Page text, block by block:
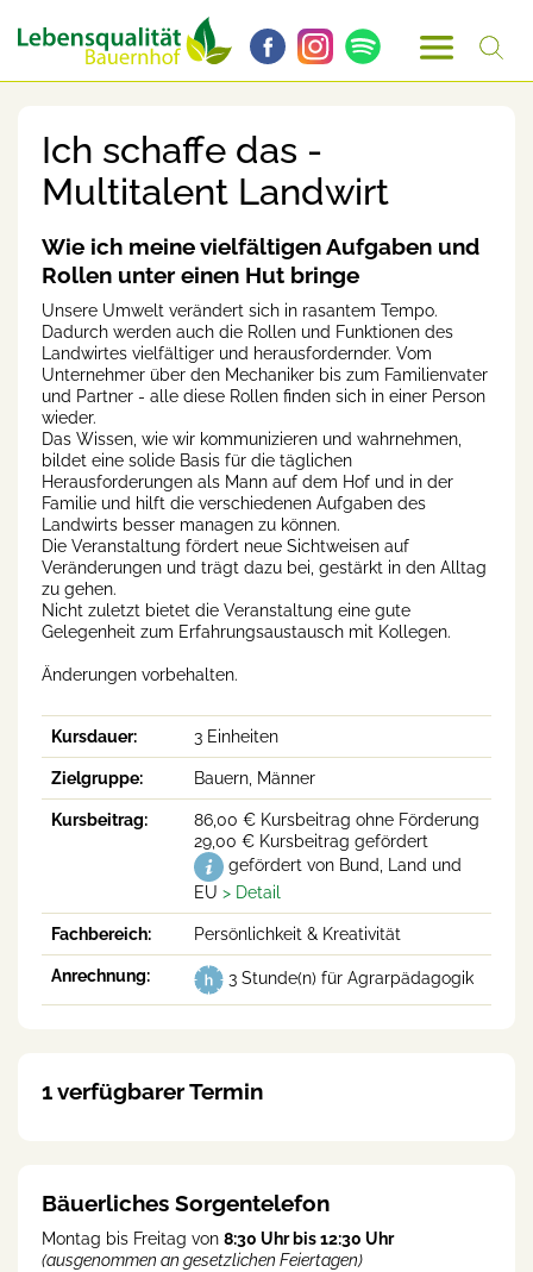
Ich schaffe das -
Multitalent Landwirt
Wie ich meine vielfältigen Aufgaben und
Rollen unter einen Hut bringe
Unsere Umwelt verändert sich in rasantem Tempo.
Dadurch werden auch die Rollen und Funktionen des
Landwirtes vielfältiger und herausfordernder. Vom
Unternehmer über den Mechaniker bis zum Familienvater
und Partner - alle diese Rollen finden sich in einer Person
wieder.
Das Wissen, wie wir kommunizieren und wahrnehmen,
bildet eine solide Basis für die täglichen
Herausforderungen als Mann auf dem Hof und in der
Familie und hilft die verschiedenen Aufgaben des
Landwirts besser managen zu können.
Die Veranstaltung fördert neue Sichtweisen auf
Veränderungen und trägt dazu bei, gestärkt in den Alltag
zu gehen.
Nicht zuletzt bietet die Veranstaltung eine gute
Gelegenheit zum Erfahrungsaustausch mit Kollegen.
Änderungen vorbehalten.
Kursdauer: 3 Einheiten
Zielgruppe: Bauern, Männer
Kursbeitrag:
86,00 € Kursbeitrag ohne Förderung
29,00 € Kursbeitrag gefördert
gefördert von Bund, Land und
EU
Fachbereich: Persönlichkeit & Kreativität
Anrechnung: 3 Stunde(n) für Agrarpädagogik
1 verfügbarer Termin
Bäuerliches Sorgentelefon
Montag bis Freitag von 8:30 Uhr bis 12:30 Uhr
(ausgenommen an gesetzlichen Feiertagen)